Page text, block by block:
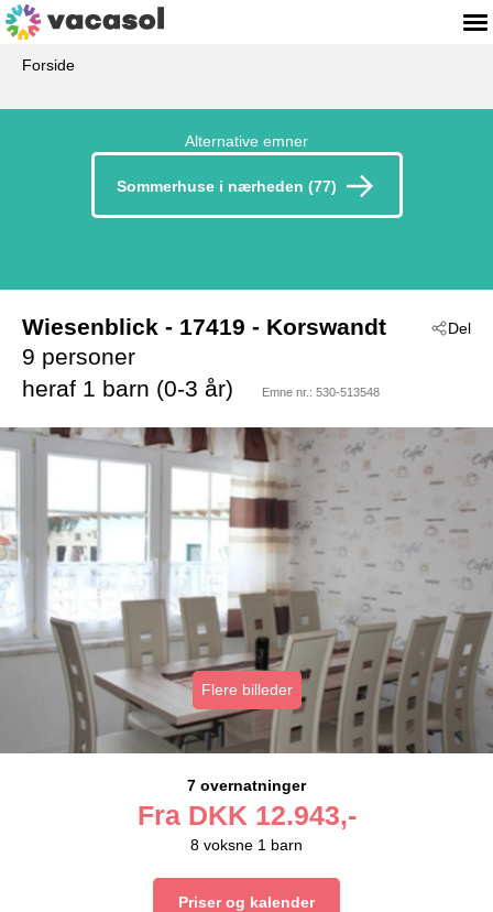
Forside
Alternative emner
Sommerhuse i nærheden (77)
Del
Wiesenblick - 17419 - Korswandt
9 personer
heraf 1 barn (0-3 år)
Emne nr.: 530-513548
Flere billeder
7 overnatninger
Fra DKK 12.943,-
8 voksne 1 barn
Priser og kalender